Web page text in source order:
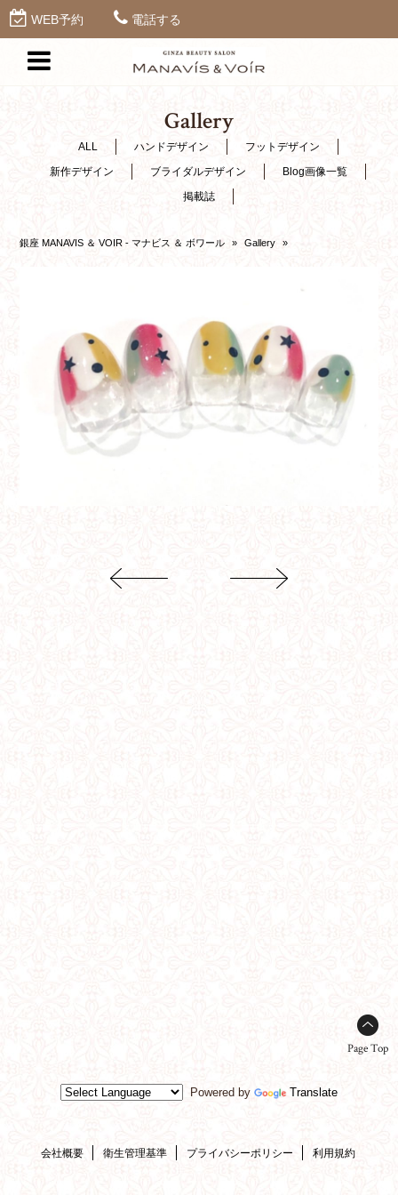
WEB予約 電話する
Gallery
ALL ハンドデザイン
フットデザイン
新作デザイン
ブライダルデザイン
Blog画像一覧
掲載誌
銀座 MANAVIS ＆ VOIR - マナビス ＆ ボワール » Gallery »
Page Top
Powered by Translate
会社概要 衛生管理基準 プライバシーポリシー 利用規約